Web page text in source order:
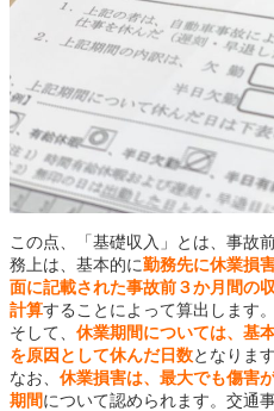
この点、「基礎収入」とは、事故
務上は、基本的に勤務先に休業損
面に記載された事故前３か月間の
計算することによって算出します。
そして、 休業期間については、基
を原因として休んだ日数となります
なお、 休業損害は、最大でも傷害
期間について認められます。交通